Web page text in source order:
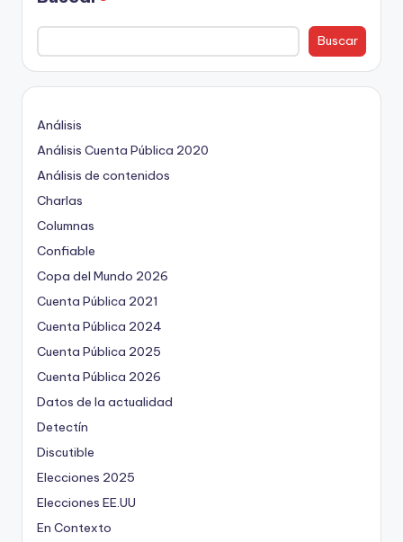
Buscar
Análisis
Análisis Cuenta Pública 2020
Análisis de contenidos
Charlas
Columnas
Confiable
Copa del Mundo 2026
Cuenta Pública 2021
Cuenta Pública 2024
Cuenta Pública 2025
Cuenta Pública 2026
Datos de la actualidad
Detectín
Discutible
Elecciones 2025
Elecciones EE.UU
En Contexto